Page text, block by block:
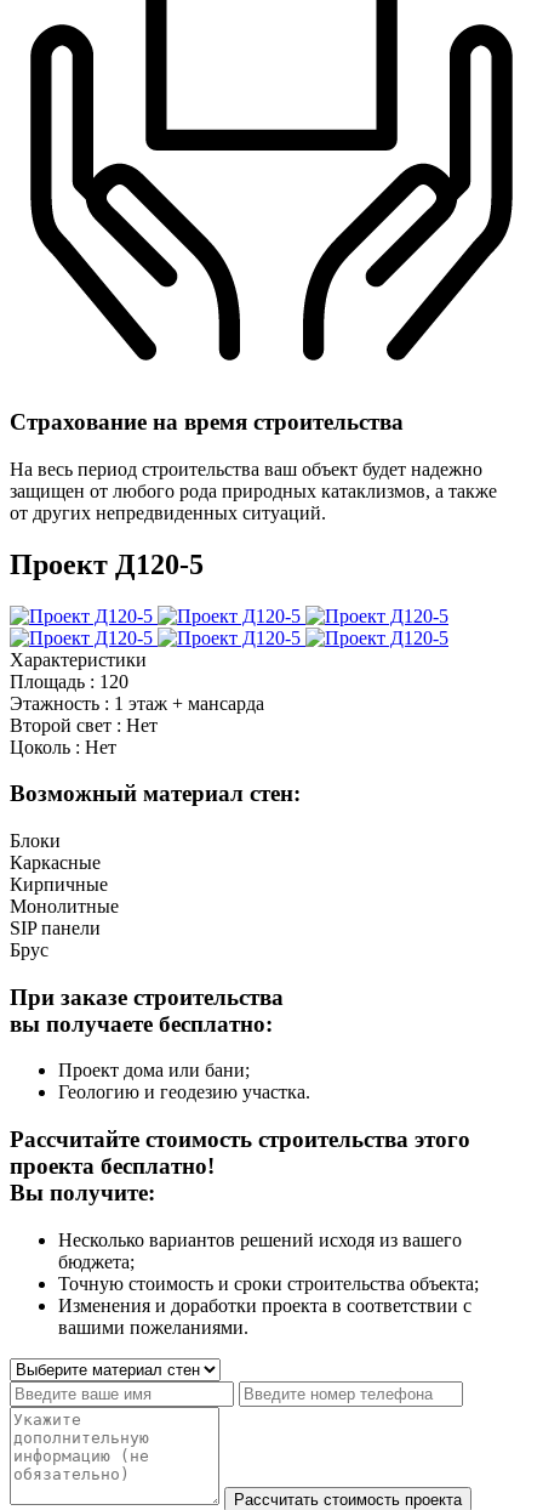
Страхование на время строительства
На весь период строительства ваш объект будет надежно
защищен от любого рода природных катаклизмов, а также
от других непредвиденных ситуаций.
Проект Д120-5
Характеристики
Площадь : 120
Этажность : 1 этаж + мансарда
Второй свет : Нет
Цоколь : Нет
Возможный материал стен:
Блоки
Каркасные
Кирпичные
Монолитные
SIP панели
Брус
При заказе строительства
вы получаете бесплатно:
Проект дома или бани;
Геологию и геодезию участка.
Рассчитайте стоимость строительства этого
проекта бесплатно!
Вы получите:
Несколько вариантов решений исходя из вашего
бюджета;
Точную стоимость и сроки строительства объекта;
Изменения и доработки проекта в соответствии с
вашими пожеланиями.